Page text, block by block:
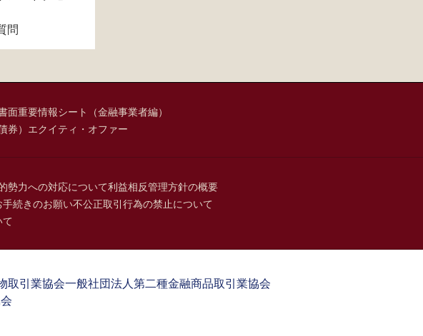
問
面重要情報シート（金融事業者編）
券） エクイティ・オファー
勢力への対応について利益相反管理方針の概要
続きのお願い不公正取引行為の禁止について
て
取引業協会一般社団法人第二種金融商品取引業協会